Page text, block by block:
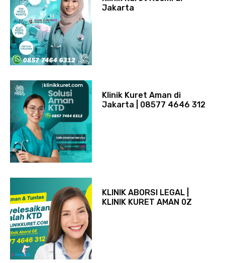
Jakarta
Klinik Kuret Aman di
Jakarta | 08577 4646 312
KLINIK ABORSI LEGAL |
KLINIK KURET AMAN 0Z